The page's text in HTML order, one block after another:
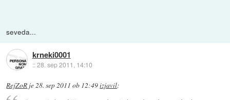
seveda...
krneki0001
::28. sep 2011, 14:10
RejZoR je28. sep 2011 ob 12:49izjavil: